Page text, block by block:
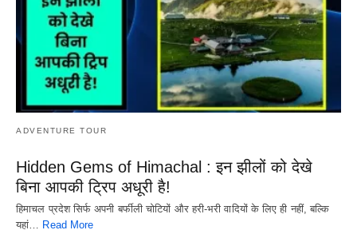
ADVENTURE TOUR
Hidden Gems of Himachal : इन झीलों को देखे
बिना आपकी ट्रिप अधूरी है!
हिमाचल प्रदेश सिर्फ अपनी बर्फीली चोटियों और हरी-भरी वादियों के लिए ही नहीं, बल्कि
यहां…
Read More